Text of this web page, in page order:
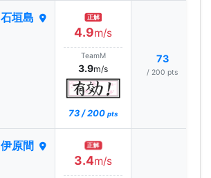
石垣島 正解
4.9m/s
TeamM
3.9m/s
73 / 200 pts
73
/ 200 pts
伊原間 正解
3.4m/s